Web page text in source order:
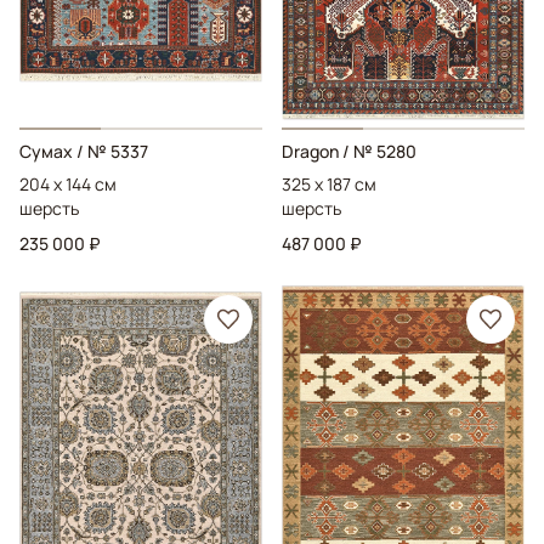
Сумах / № 5337
204 x 144 см
шерсть
235 000 ₽
Dragon / № 5280
325 x 187 см
шерсть
487 000 ₽